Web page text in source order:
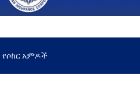
የሶከር አምዶች